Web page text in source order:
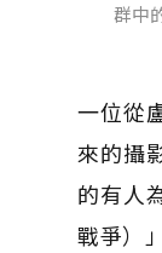
群中
一位從
來的攝
的有人
戰爭）